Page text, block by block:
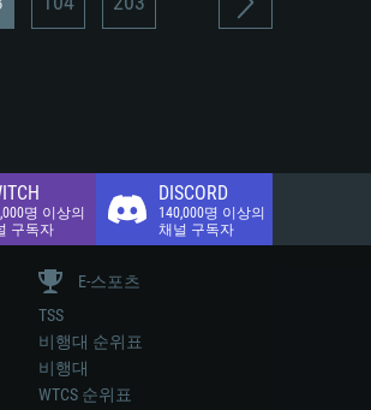
명 이상의
구독자
DISCORD
140,000명 이상의
채널 구독자
E-스포츠
TSS
비행대 순위표
비행대
WTCS 순위표